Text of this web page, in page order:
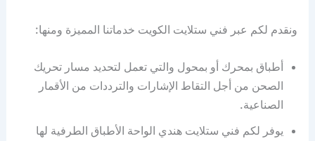
ونقدم لكم عبر فني ستلايت الكويت خدماتنا المميزة ومنها:
أطباق بمحرك أو بمحول والتي تعمل لتحديد مسار تحريك
الصحن من أجل التقاط الإشارات والترددات من الأقمار
الصناعية.
يوفر لكم فني ستلايت هندي الواحة الأطباق الطرفية لها